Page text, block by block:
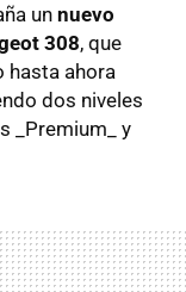
un nuevo
308, que
hasta ahora
dos niveles
_Premium_ y